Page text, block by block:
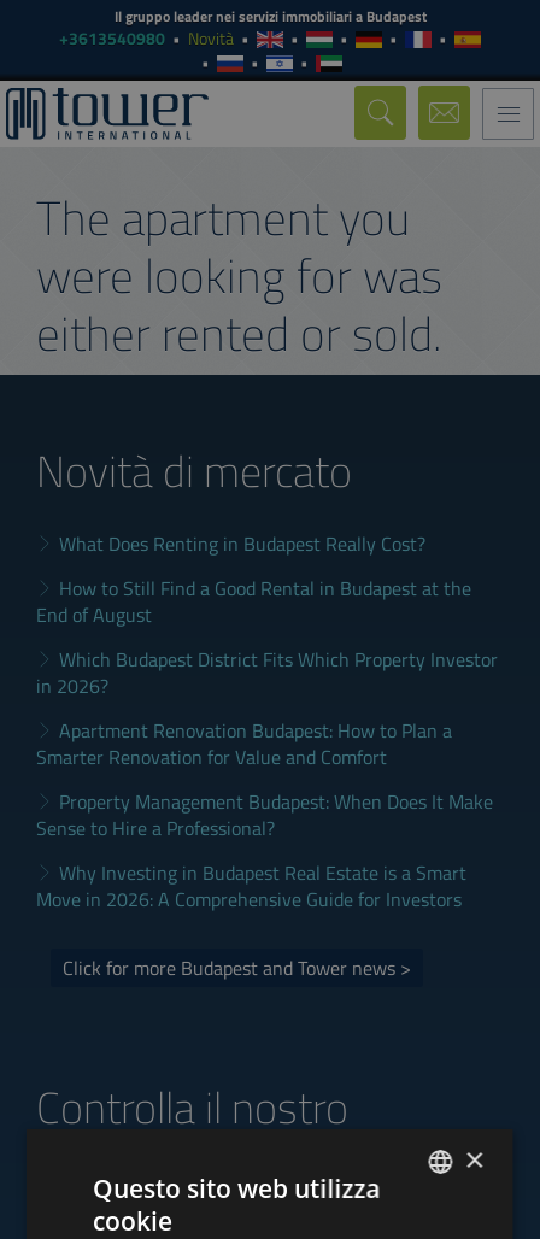
Il gruppo leader nei servizi immobiliari a Budapest
+3613540980 Novità
The apartment you
were looking for was
either rented or sold.
Novità di mercato
What Does Renting in Budapest Really Cost?
How to Still Find a Good Rental in Budapest at the
End of August
Which Budapest District Fits Which Property Investor
in 2026?
Apartment Renovation Budapest: How to Plan a
Smarter Renovation for Value and Comfort
Property Management Budapest: When Does It Make
Sense to Hire a Professional?
Why Investing in Budapest Real Estate is a Smart
Move in 2026: A Comprehensive Guide for Investors
Click for more Budapest and Tower news >
Controlla il nostro
×
Questo sito web utilizza
cookie